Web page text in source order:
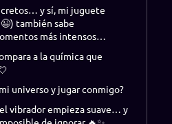
y sí, mi juguete
también sabe
más intensos…
a la química que
universo y jugar conmigo?
vibrador empieza suave… y